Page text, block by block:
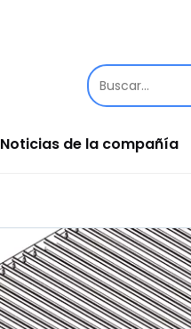
Noticias de la compañía